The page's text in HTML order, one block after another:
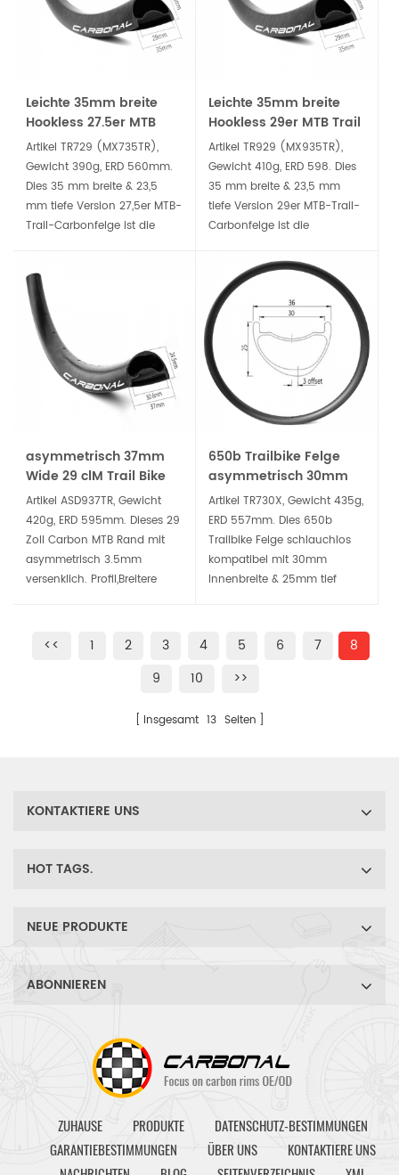
Mountainbike zu erstellen.
Leichte 35mm breite
Hookless 27.5er MTB
Trail Carbonfelge
Artikel TR729 (MX735TR),
Gewicht 390g, ERD 560mm.
Dies 35 mm breite & 23,5
mm tiefe Version 27,5er MTB-
Trail-Carbonfelge ist die
ist perfekt für All Mountain-
und Trail-Mountainbikes.
Leichte 35mm breite
Hookless 29er MTB Trail
Carbonfelge
Artikel TR929 (MX935TR),
Gewicht 410g, ERD 598. Dies
35 mm breite & 23,5 mm
tiefe Version 29er MTB-Trail-
Carbonfelge ist die
Carbonfaser-MTB-Felgen, sie
ist perfekt für All Mountain-
und Trail-Mountainbikes.
asymmetrisch 37mm
Wide 29 clM Trail Bike
Rim Hockenlos Tubeless
Ready.
Artikel ASD937TR, Gewicht
420g, ERD 595mm. Dieses 29
Zoll Carbon MTB Rand mit
asymmetrisch 3.5mm
versenklich. Profil,Breitere
passen 2.3 "~ 2.6"
650b Trailbike Felge
asymmetrisch 30mm
Maulweite 25mm tiefe
MTB Carbonfelgen
Artikel TR730X, Gewicht 435g,
ERD 557mm. Dies 650b
Trailbike Felge schlauchlos
kompatibel mit 30mm
Innenbreite & 25mm tief
eine zuverlässigere Tubeless-
Passform, erhöhte Steifigkeit
und deutlich geringeres
<< 1 2 3 4 5 6 7
8
9
10 >>
Insgesamt 13 Seiten
KONTAKTIERE UNS
HOT TAGS.
NEUE PRODUKTE
ABONNIEREN
ZUHAUSE PRODUKTE
DATENSCHUTZ-BESTIMMUNGEN
GARANTIEBESTIMMUNGEN
ÜBER UNS
KONTAKTIERE UNS